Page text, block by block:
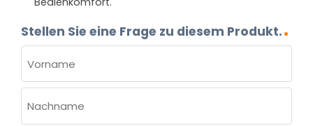
Stellen Sie eine Frage zu diesem Produkt.
(ERFORDERLICH)
Vorname